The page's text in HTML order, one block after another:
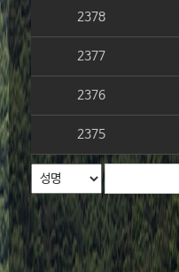
2378
2377
2376
2375